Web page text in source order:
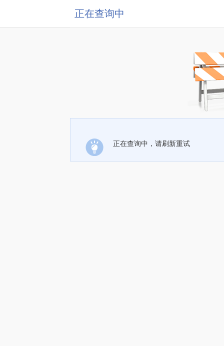
正在查询中
正在查询中，请刷新重试